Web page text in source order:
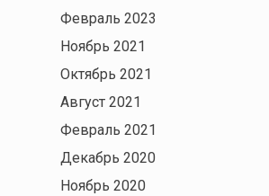
Февраль 2023
Ноябрь 2021
Октябрь 2021
Август 2021
Февраль 2021
Декабрь 2020
Ноябрь 2020